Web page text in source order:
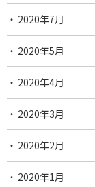
2020年7月
2020年5月
2020年4月
2020年3月
2020年2月
2020年1月